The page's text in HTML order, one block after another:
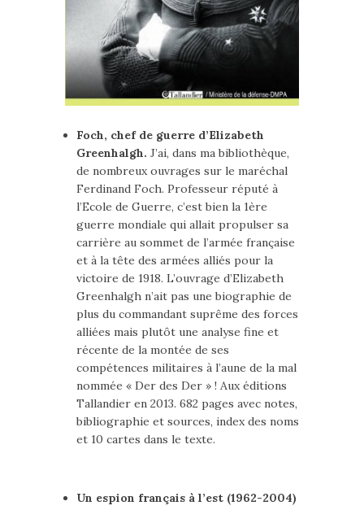
Foch, chef de guerre d’Elizabeth
Greenhalgh. J’ai, dans ma bibliothèque,
de nombreux ouvrages sur le maréchal
Ferdinand Foch. Professeur réputé à
l’Ecole de Guerre, c’est bien la 1ère
guerre mondiale qui allait propulser sa
carrière au sommet de l’armée française
et à la tête des armées alliés pour la
victoire de 1918. L’ouvrage d’Elizabeth
Greenhalgh n’ait pas une biographie de
plus du commandant suprême des forces
alliées mais plutôt une analyse fine et
récente de la montée de ses
compétences militaires à l’aune de la mal
nommée « Der des Der » ! Aux éditions
Tallandier en 2013. 682 pages avec notes,
bibliographie et sources, index des noms
et 10 cartes dans le texte.
Un espion français à l’est (1962-2004)